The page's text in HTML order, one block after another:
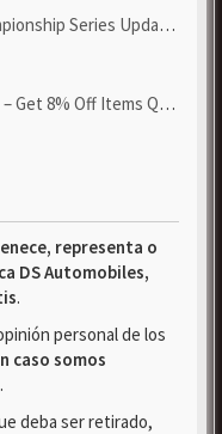
Update! Get Cheap & ...
Off Items Quickly to Test ...
representa o
DS Automobiles,
.
personal de los
caso somos
.
deba ser retirado,